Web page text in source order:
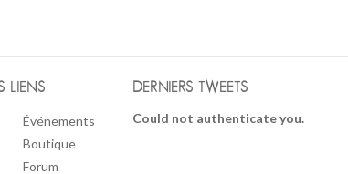
LIENS
Événements
Boutique
Forum
DERNIERS TWEETS
Could not authenticate you.